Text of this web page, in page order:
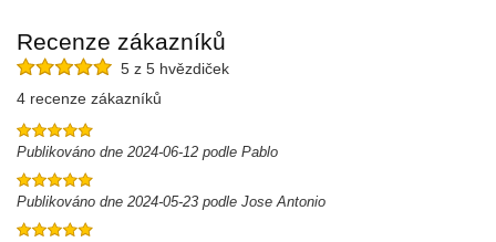
Recenze zákazníků
5 z 5 hvězdiček
4 recenze zákazníků
Publikováno dne 2024-06-12 podle Pablo
Publikováno dne 2024-05-23 podle Jose Antonio